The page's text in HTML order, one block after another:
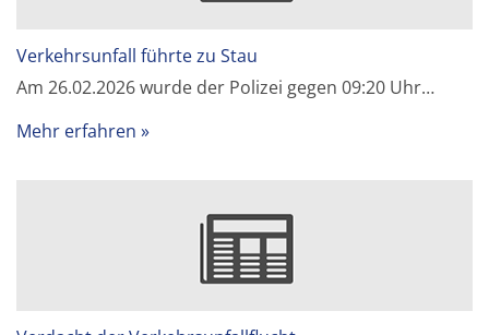
Verkehrsunfall führte zu Stau
Am 26.02.2026 wurde der Polizei gegen 09:20 Uhr…
Mehr erfahren